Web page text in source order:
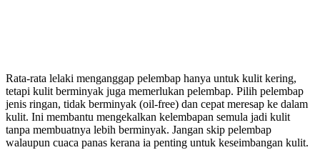
Rata-rata lelaki menganggap pelembap hanya untuk kulit kering,
tetapi kulit berminyak juga memerlukan pelembap. Pilih pelembap
jenis ringan, tidak berminyak (oil-free) dan cepat meresap ke dalam
kulit. Ini membantu mengekalkan kelembapan semula jadi kulit
tanpa membuatnya lebih berminyak. Jangan skip pelembap
walaupun cuaca panas kerana ia penting untuk keseimbangan kulit.